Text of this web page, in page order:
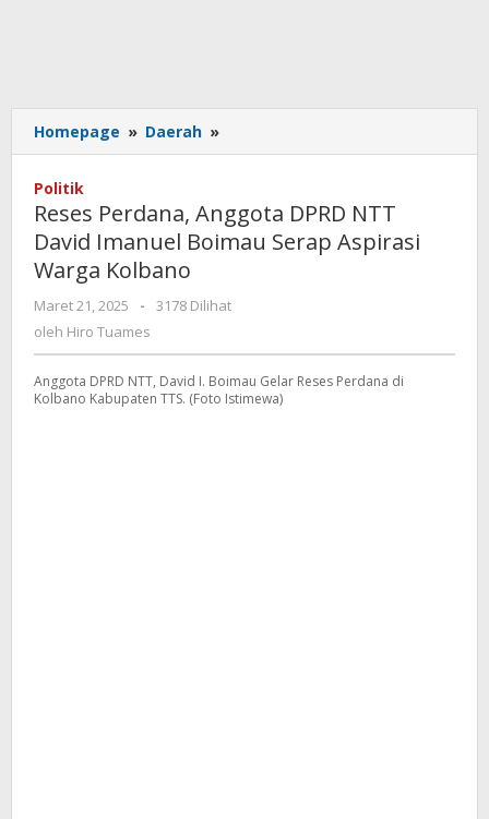
Homepage » Daerah »
Perdana,
NTT
David
Serap
Warga
Kolbano
Politik
Reses Perdana, Anggota DPRD NTT
David Imanuel Boimau Serap Aspirasi
Warga Kolbano
Maret 21, 2025
oleh
-
3178 Dilihat
oleh Hiro Tuames
Anggota DPRD NTT, David I. Boimau Gelar Reses Perdana di
Kolbano Kabupaten TTS. (Foto Istimewa)